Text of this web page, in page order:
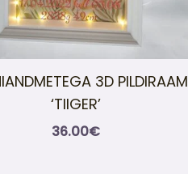
3D PILDIRAAM
‘TIIGER’
36.00€